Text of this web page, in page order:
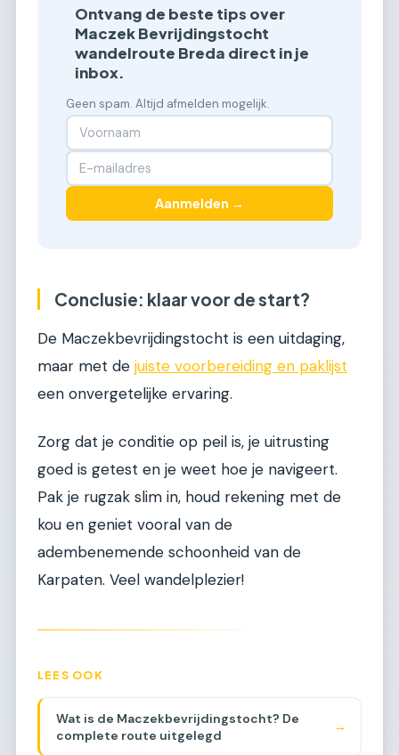
Ontvang de beste tips over
Maczek Bevrijdingstocht
wandelroute Breda direct in je
inbox.
Geen spam. Altijd afmelden mogelijk.
Aanmelden →
Conclusie: klaar voor de start?
De Maczekbevrijdingstocht is een uitdaging,
maar met de juiste voorbereiding en paklijst
een onvergetelijke ervaring.
Zorg dat je conditie op peil is, je uitrusting
goed is getest en je weet hoe je navigeert.
Pak je rugzak slim in, houd rekening met de
kou en geniet vooral van de
adembenemende schoonheid van de
Karpaten. Veel wandelplezier!
LEES OOK
Wat is de Maczekbevrijdingstocht? De
complete route uitgelegd
→